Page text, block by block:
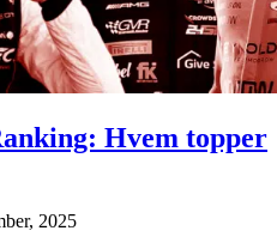
Hvem topper
2025